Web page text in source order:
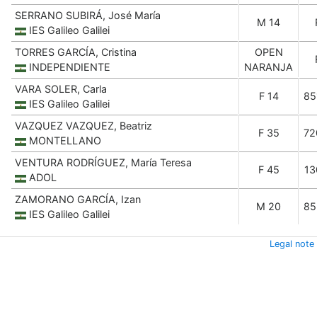
SERRANO SUBIRÁ, José María
IES Galileo Galilei
M 14
TORRES GARCÍA, Cristina
INDEPENDIENTE
OPEN
NARANJA
VARA SOLER, Carla
IES Galileo Galilei
F 14
VAZQUEZ VAZQUEZ, Beatriz
MONTELLANO
F 35
VENTURA RODRÍGUEZ, María Teresa
ADOL
F 45
ZAMORANO GARCÍA, Izan
IES Galileo Galilei
M 20
Legal note